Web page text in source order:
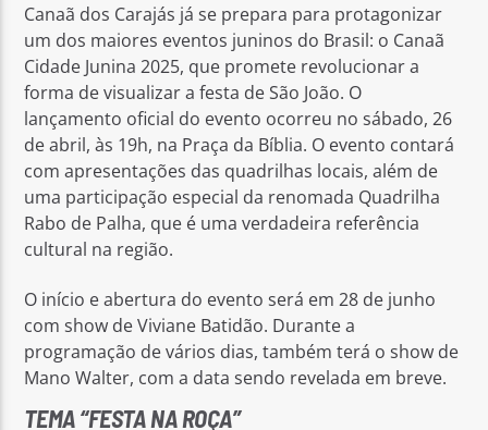
Canaã dos Carajás já se prepara para protagonizar
um dos maiores eventos juninos do Brasil: o Canaã
Cidade Junina 2025, que promete revolucionar a
forma de visualizar a festa de São João. O
lançamento oficial do evento ocorreu no sábado, 26
de abril, às 19h, na Praça da Bíblia. O evento contará
com apresentações das quadrilhas locais, além de
uma participação especial da renomada Quadrilha
Rabo de Palha, que é uma verdadeira referência
cultural na região.
O início e abertura do evento será em 28 de junho
com show de Viviane Batidão. Durante a
programação de vários dias, também terá o show de
Mano Walter, com a data sendo revelada em breve.
TEMA “FESTA NA ROÇA”